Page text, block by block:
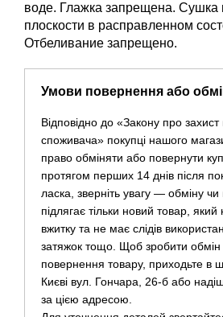
воде. Глажка запрещена. Сушка
плоскости в расправленном
Отбеливание запрещено.
Умови повернення або
Відповідно до «Закону про захист
споживача» покупці нашого
право обміняти або повернути
протягом перших 14 днів після
ласка, зверніть увагу — обміну
підлягає тільки новий товар, який
вжитку та не має слідів
затяжок тощо. Щоб зробити
повернення товару, приходьте в
Києві вул. Гончара, 26-б або
за цією адресою.